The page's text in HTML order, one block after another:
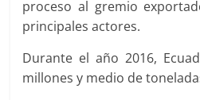
proceso al gremio
principales actores.
Durante el año 2016,
millones y medio de